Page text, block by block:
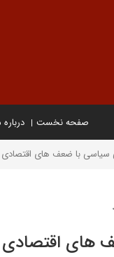
صفحه نخست درباره
سیاسی با ضعف های اقتصادی
های اقتصادی